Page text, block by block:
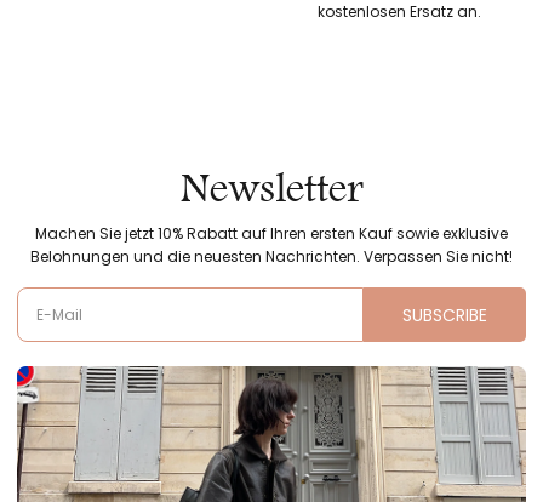
kostenlosen Ersatz an.
Newsletter
Machen Sie jetzt 10% Rabatt auf Ihren ersten Kauf sowie exklusive
Belohnungen und die neuesten Nachrichten. Verpassen Sie nicht!
E-Mail SUBSCRIBE